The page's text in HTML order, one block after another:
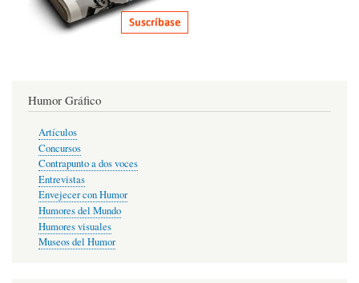
Humor Gráfico
Artículos
Concursos
Contrapunto a dos voces
Entrevistas
Envejecer con Humor
Humores del Mundo
Humores visuales
Museos del Humor